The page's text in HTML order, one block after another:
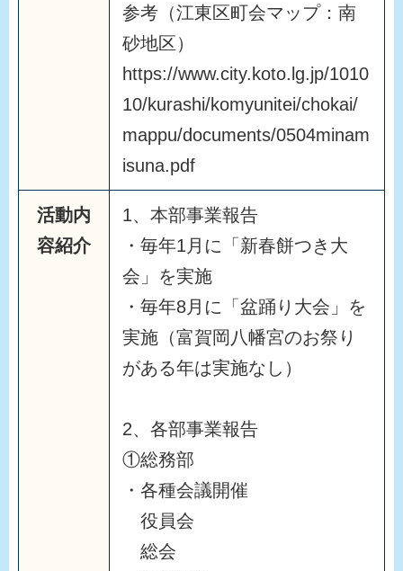
参考（江東区町会マップ：南
砂地区）
https://www.city.koto.lg.jp/1010
10/kurashi/komyunitei/chokai/
mappu/documents/0504minam
isuna.pdf
活動内
容紹介
1、本部事業報告
・毎年1月に「新春餅つき大
会」を実施
・毎年8月に「盆踊り大会」を
実施（富賀岡八幡宮のお祭り
がある年は実施なし）
2、各部事業報告
①総務部
・各種会議開催
役員会
総会